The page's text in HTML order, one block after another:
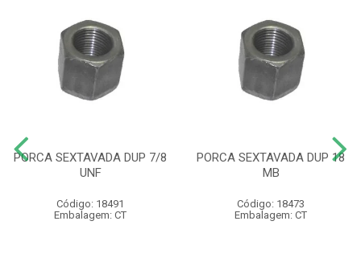
PORCA SEXTAVADA DUP 7/8
UNF
Código: 18491
Embalagem: CT
PORCA SEXTAVADA DUP 18
MB
Código: 18473
Embalagem: CT